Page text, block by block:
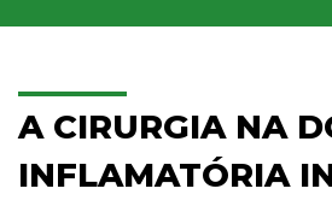
A CIRURGIA NA
INFLAMATÓRIA